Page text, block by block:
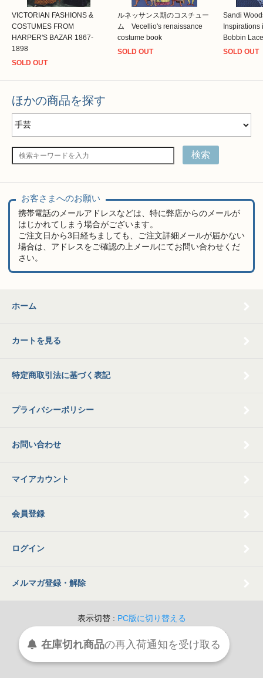
VICTORIAN FASHIONS &
COSTUMES FROM
HARPER'S BAZAR 1867-
1898
SOLD OUT
ルネッサンス期のコスチュー
ム Vecellio's renaissance
costume book
SOLD OUT
Sandi
Inspirations
Bobbin
SOLD OUT
ほかの商品を探す
検索
お客さまへのお願い
携帯電話のメールアドレスなどは、特に弊店からのメールが
はじかれてしまう場合がございます。
ご注文日から3日経ちましても、ご注文詳細メールが届かない
場合は、アドレスをご確認の上メールにてお問い合わせくだ
さい。
ホーム
カートを見る
特定商取引法に基づく表記
プライバシーポリシー
お問い合わせ
マイアカウント
会員登録
ログイン
メルマガ登録・解除
表示切替 : PC版に切り替える
© 2009 Old Books Tamatsubaki All Rights Reserved.
在庫切れ商品の再入荷通知を受け取る